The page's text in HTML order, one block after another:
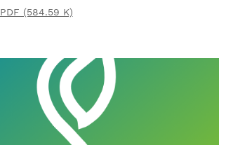
(584.59 K)